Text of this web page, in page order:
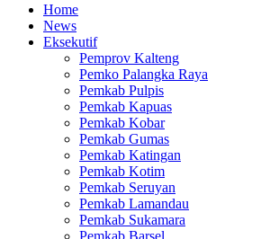
Home
News
Eksekutif
Pemprov Kalteng
Pemko Palangka Raya
Pemkab Pulpis
Pemkab Kapuas
Pemkab Kobar
Pemkab Gumas
Pemkab Katingan
Pemkab Kotim
Pemkab Seruyan
Pemkab Lamandau
Pemkab Sukamara
Pemkab Barsel